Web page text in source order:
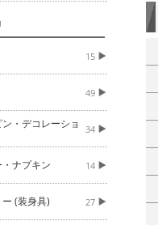
15
49
・デコレーショ 34
ナプキン 14
(装身具) 27